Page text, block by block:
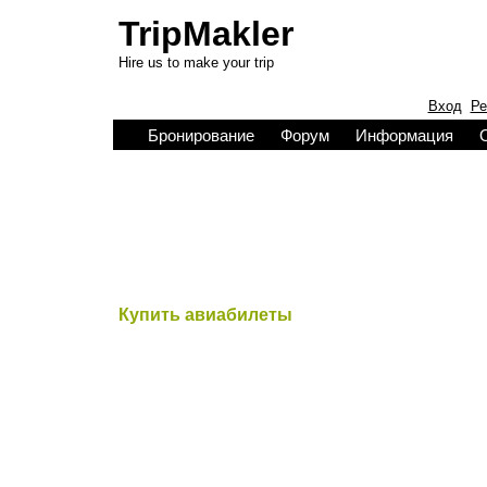
TripMakler
Hire us to make your trip
Вход
Бронирование Форум Информация
Купить авиабилеты